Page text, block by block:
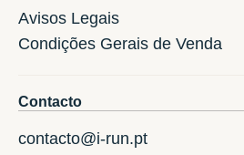
Avisos Legais
Condições Gerais de Venda
Contacto
contacto@i-run.pt